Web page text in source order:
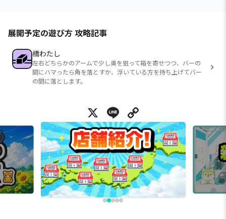
展開予定の遊び方 攻略記事
橋わたし
左右どちらかのアームで少し奥を狙って箱を寄せつつ、バーの
間にハマったら角を落とすか、浮いている方を持ち上げてバー
の間に落とします。
X Line